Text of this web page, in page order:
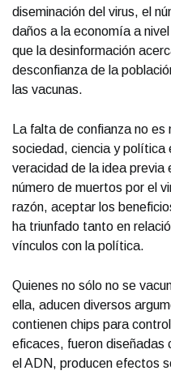
diseminación del virus, el
daños a la economía a
que la desinformación
desconfianza de la
las vacunas.
La falta de confianza no
sociedad, ciencia y política
veracidad de la idea previa
número de muertos por el
razón, aceptar los
ha triunfado tanto en
vínculos con la política.
Quienes no sólo no se
ella, aducen diversos
contienen chips para
eficaces, fueron diseñadas
el ADN, producen efectos